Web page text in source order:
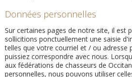
Données personnelles
Sur certaines pages de notre site, il est
sollicitions ponctuellement une saisie
telles que votre courriel et / ou adresse
puissiez correspondre avec nous.
aux fédérations de chasseurs de
personnelles, nous pouvons utiliser